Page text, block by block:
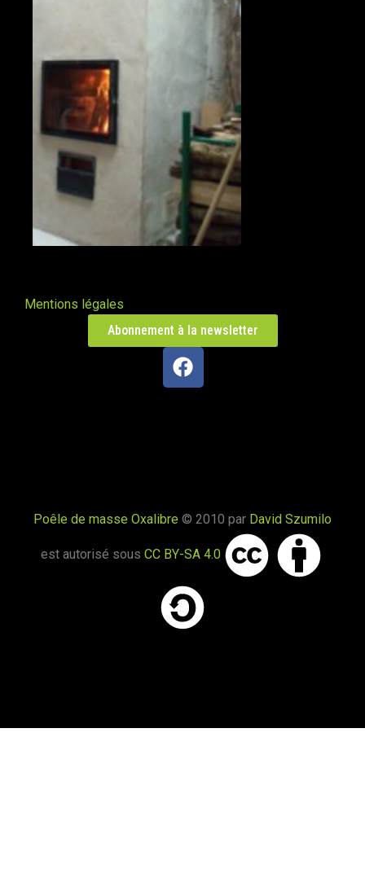
Mentions légales
Abonnement à la newsletter
Poêle de masse Oxalibre © 2010 par David Szumilo
est autorisé sous CC BY-SA 4.0